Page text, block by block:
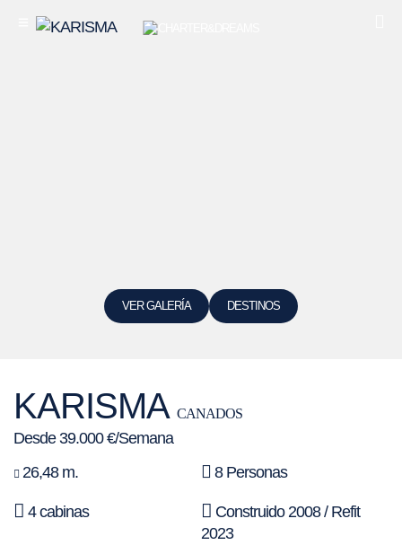
VER GALERÍA DESTINOS
KARISMA CANADOS
Desde 39.000 €/Semana
26,48 m.
8 Personas
4 cabinas
Construido 2008 / Refit
2023